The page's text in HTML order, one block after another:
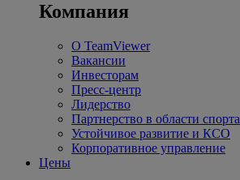
Компания
О TeamViewer
Вакансии
Инвесторам
Пресс-центр
Лидерство
Партнерство в области спорта
Устойчивое развитие и КСО
Корпоративное управление
Цены